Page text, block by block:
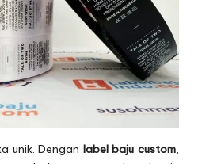
unik. Dengan label baju custom,